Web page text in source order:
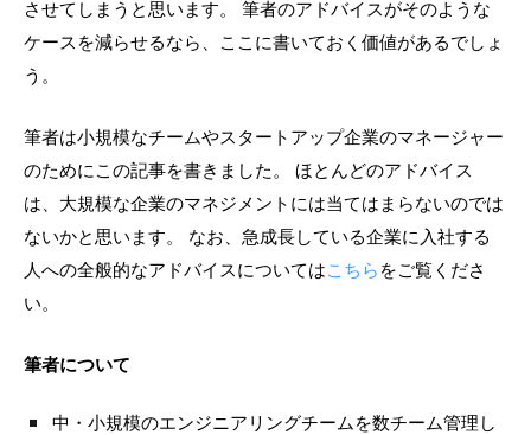
させてしまうと思います。 筆者のアドバイスがそのような
ケースを減らせるなら、ここに書いておく価値があるでしょ
う。
筆者は小規模なチームやスタートアップ企業のマネージャー
のためにこの記事を書きました。 ほとんどのアドバイス
は、大規模な企業のマネジメントには当てはまらないのでは
ないかと思います。 なお、急成長している企業に入社する
人への全般的なアドバイスについてはこちらをご覧くださ
い。
筆者について
中・小規模のエンジニアリングチームを数チーム管理し